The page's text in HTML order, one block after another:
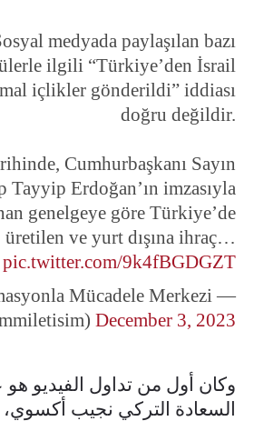
medyada paylaşılan bazı
ilgili “Türkiye’den İsrail
içlikler gönderildi” iddiası
doğru değildir.
Cumhurbaşkanı Sayın
Tayyip Erdoğan’ın imzasıyla
genelgeye göre Türkiye’de
üretilen ve yurt dışına ihraç…
pic.twitter.com/9k4fBGDGZT
Mücadele Merkezi
December 3, 2023
وكان أول من تداول الفيديو
السعادة التركي نجيب أكسوي،